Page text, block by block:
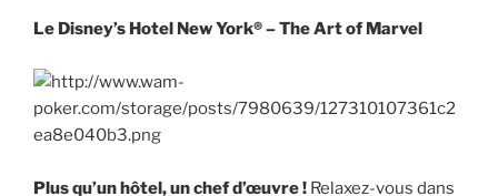
Le Disney’s Hotel New York® – The Art of Marvel
Plus qu’un hôtel, un chef d’œuvre ! Relaxez-vous dans